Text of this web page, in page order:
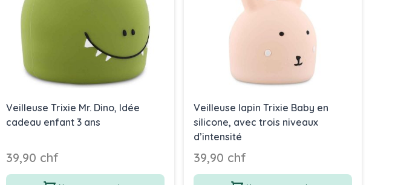
Veilleuse Trixie Mr. Dino, Idée
cadeau enfant 3 ans
39,90 chf
Veilleuse lapin Trixie Baby en
silicone, avec trois niveaux
d’intensité
39,90 chf